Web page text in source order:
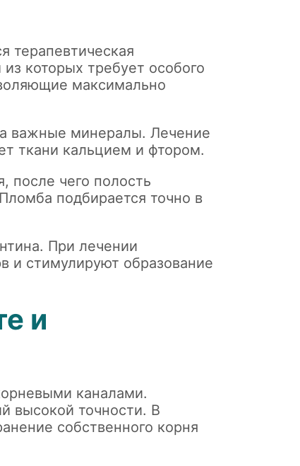
терапевтическая
которых требует особого
максимально
важные минералы. Лечение
ткани кальцием и фтором.
после чего полость
подбирается точно в
При лечении
и стимулируют образование
и
каналами.
высокой точности. В
собственного корня